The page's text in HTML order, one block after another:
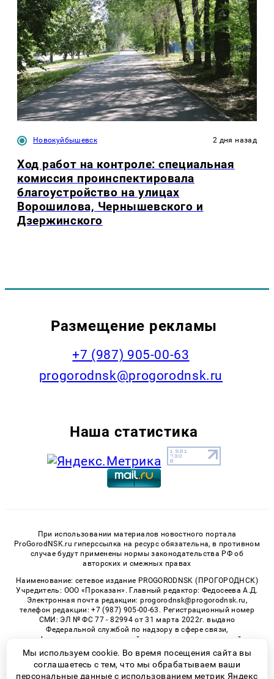
Новокуйбышевск 2 дня назад
Ход работ на контроле: специальная
комиссия проинспектировала
благоустройство на улицах
Ворошилова, Чернышевского и
Дзержинского
Размещение рекламы
+7 (987) 905-00-63
progorodnsk@progorodnsk.ru
Наша статистика
При использовании материалов новостного портала
ProGorodNSK.ru гиперссылка на ресурс обязательна, в противном
случае будут применены нормы законодательства РФ об
авторских и смежных правах
Наименование: сетевое издание PROGORODNSK (ПРОГОРОДНСК)
Учредитель: ООО «Проказан». Главный редактор: Федосеева А.Д.
Электронная почта редакции: progorodnsk@progorodnsk.ru,
телефон редакции: +7 (987) 905-00-63. Регистрационный номер
СМИ: ЭЛ № ФС 77 - 82994 от 31 марта 2022г. выдано
Федеральной службой по надзору в сфере связи,
информационных технологий и массовых коммуникаций.
Возрастная категория сайта 16+.
Мы используем cookie. Во время посещения сайта вы
соглашаетесь с тем, что мы обрабатываем ваши
персональные данные с использованием метрик Яндекс